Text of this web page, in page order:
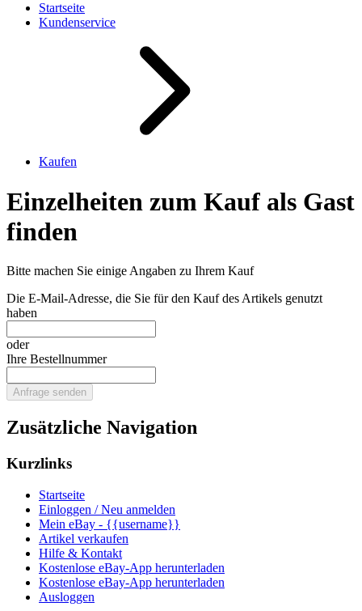
Startseite
Kundenservice
Kaufen
Einzelheiten zum Kauf als Gast
finden
Bitte machen Sie einige Angaben zu Ihrem Kauf
Die E-Mail-Adresse, die Sie für den Kauf des Artikels genutzt
haben
oder
Ihre Bestellnummer
Anfrage senden
Zusätzliche Navigation
Kurzlinks
Startseite
Einloggen / Neu anmelden
Mein eBay - {{username}}
Artikel verkaufen
Hilfe & Kontakt
Kostenlose eBay-App herunterladen
Kostenlose eBay-App herunterladen
Ausloggen